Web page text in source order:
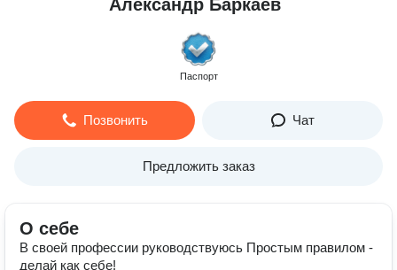
Александр Баркаев
Паспорт
Позвонить Чат
Предложить заказ
О себе
В своей профессии руководствуюсь Простым правилом -
делай как себе!